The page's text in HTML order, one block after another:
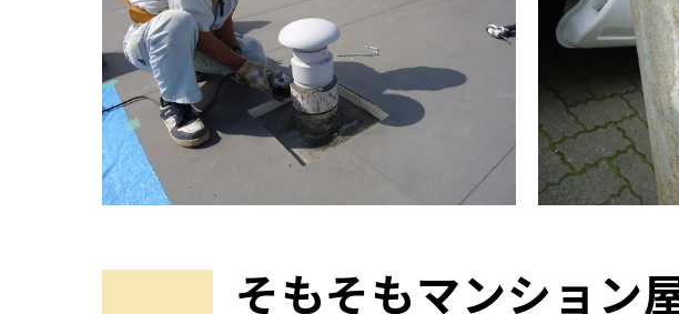
そもそもマンション